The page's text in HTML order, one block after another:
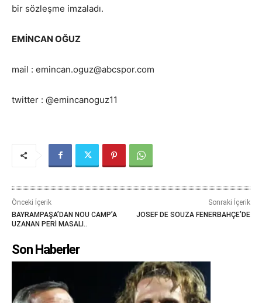
bir sözleşme imzaladı.
EMİNCAN OĞUZ
mail : emincan.oguz@abcspor.com
twitter : @emincanoguz11
Önceki İçerik
BAYRAMPAŞA’DAN NOU CAMP’A
UZANAN PERİ MASALI..
Sonraki İçerik
JOSEF DE SOUZA FENERBAHÇE’DE
Son Haberler